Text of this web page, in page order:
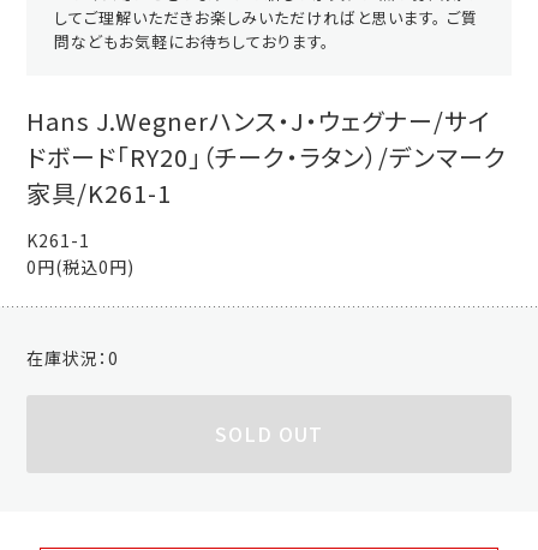
してご理解いただきお楽しみいただければと思います。 ご質
問などもお気軽にお待ちしております。
Hans J.Wegnerハンス・J・ウェグナー/サイ
ドボード「RY20」（チーク・ラタン）/デンマーク
家具/K261-1
K261-1
0円(税込0円)
在庫状況：0
SOLD OUT